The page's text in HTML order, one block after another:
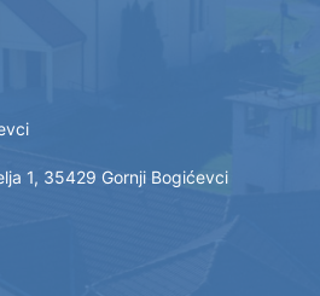
1, 35429 Gornji Bogićevci